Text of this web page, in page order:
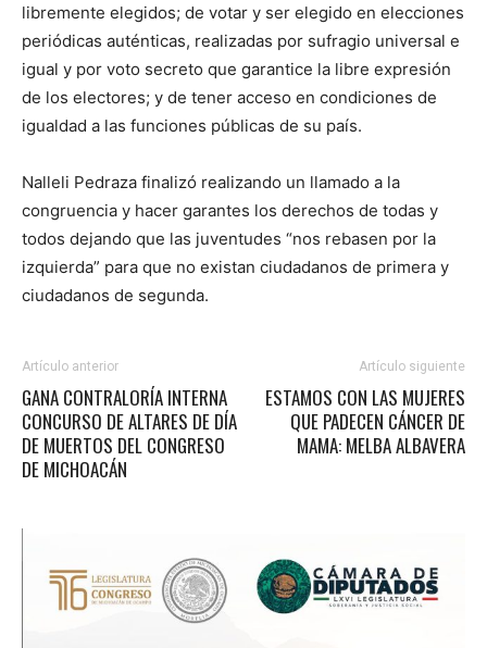
libremente elegidos; de votar y ser elegido en elecciones
periódicas auténticas, realizadas por sufragio universal e
igual y por voto secreto que garantice la libre expresión
de los electores; y de tener acceso en condiciones de
igualdad a las funciones públicas de su país.
Nalleli Pedraza finalizó realizando un llamado a la
congruencia y hacer garantes los derechos de todas y
todos dejando que las juventudes “nos rebasen por la
izquierda” para que no existan ciudadanos de primera y
ciudadanos de segunda.
Artículo anterior
GANA CONTRALORÍA INTERNA
CONCURSO DE ALTARES DE DÍA
DE MUERTOS DEL CONGRESO
DE MICHOACÁN
Artículo siguiente
ESTAMOS CON LAS MUJERES
QUE PADECEN CÁNCER DE
MAMA: MELBA ALBAVERA